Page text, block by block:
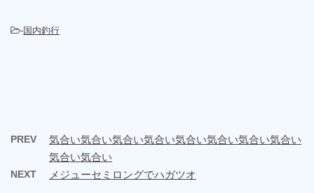
-国内釣行
PREV
気合い気合い気合い気合い気合い気合い気合い気合い
気合い気合い
NEXT メジューセミロングでハガツオ